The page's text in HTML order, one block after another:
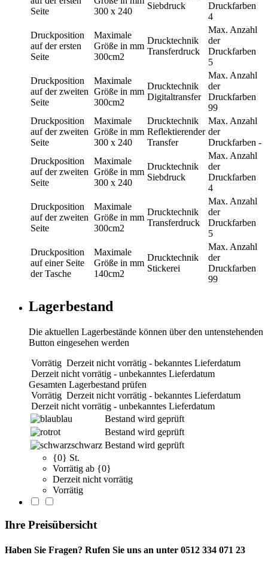
Seite
300 x 240
Siebdruck
Druckfarben
4
Druckposition
auf der ersten
Seite
Maximale
Größe in mm
300cm2
Drucktechnik
Transferdruck
Max. Anzahl
der
Druckfarben
5
Druckposition
auf der zweiten
Seite
Maximale
Größe in mm
300cm2
Drucktechnik
Digitaltransfer
Max. Anzahl
der
Druckfarben
99
Druckposition
auf der zweiten
Seite
Maximale
Größe in mm
300 x 240
Drucktechnik
Reflektierender
Transfer
Max. Anzahl
der
Druckfarben -
Druckposition
auf der zweiten
Seite
Maximale
Größe in mm
300 x 240
Drucktechnik
Siebdruck
Max. Anzahl
der
Druckfarben
4
Druckposition
auf der zweiten
Seite
Maximale
Größe in mm
300cm2
Drucktechnik
Transferdruck
Max. Anzahl
der
Druckfarben
5
Druckposition
auf einer Seite
der Tasche
Maximale
Größe in mm
140cm2
Drucktechnik
Stickerei
Max. Anzahl
der
Druckfarben
99
Lagerbestand
Die aktuellen Lagerbestände können über den untenstehenden
Button eingesehen werden
Vorrätig Derzeit nicht vorrätig - bekanntes Lieferdatum
Derzeit nicht vorrätig - unbekanntes Lieferdatum
Gesamten Lagerbestand prüfen
Vorrätig Derzeit nicht vorrätig - bekanntes Lieferdatum
Derzeit nicht vorrätig - unbekanntes Lieferdatum
blau
Bestand wird geprüft
rot
Bestand wird geprüft
schwarz Bestand wird geprüft
{0} St.
Vorrätig ab {0}
Derzeit nicht vorrätig
Vorrätig
Ihre Preisübersicht
Haben Sie Fragen? Rufen Sie uns an unter 0512 334 071 23